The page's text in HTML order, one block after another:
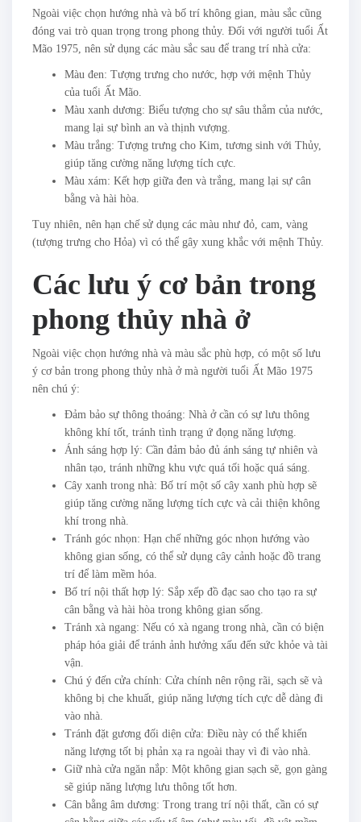
Ngoài việc chọn hướng nhà và bố trí không gian, màu sắc cũng
đóng vai trò quan trọng trong phong thủy. Đối với người tuổi Ất
Mão 1975, nên sử dụng các màu sắc sau để trang trí nhà cửa:
Màu đen: Tượng trưng cho nước, hợp với mệnh Thủy
của tuổi Ất Mão.
Màu xanh dương: Biểu tượng cho sự sâu thẳm của nước,
mang lại sự bình an và thịnh vượng.
Màu trắng: Tượng trưng cho Kim, tương sinh với Thủy,
giúp tăng cường năng lượng tích cực.
Màu xám: Kết hợp giữa đen và trắng, mang lại sự cân
bằng và hài hòa.
Tuy nhiên, nên hạn chế sử dụng các màu như đỏ, cam, vàng
(tượng trưng cho Hỏa) vì có thể gây xung khắc với mệnh Thủy.
Các lưu ý cơ bản trong
phong thủy nhà ở
Ngoài việc chọn hướng nhà và màu sắc phù hợp, có một số lưu
ý cơ bản trong phong thủy nhà ở mà người tuổi Ất Mão 1975
nên chú ý:
Đảm bảo sự thông thoáng: Nhà ở cần có sự lưu thông
không khí tốt, tránh tình trạng ứ đọng năng lượng.
Ánh sáng hợp lý: Cần đảm bảo đủ ánh sáng tự nhiên và
nhân tạo, tránh những khu vực quá tối hoặc quá sáng.
Cây xanh trong nhà: Bố trí một số cây xanh phù hợp sẽ
giúp tăng cường năng lượng tích cực và cải thiện không
khí trong nhà.
Tránh góc nhọn: Hạn chế những góc nhọn hướng vào
không gian sống, có thể sử dụng cây cảnh hoặc đồ trang
trí để làm mềm hóa.
Bố trí nội thất hợp lý: Sắp xếp đồ đạc sao cho tạo ra sự
cân bằng và hài hòa trong không gian sống.
Tránh xà ngang: Nếu có xà ngang trong nhà, cần có biện
pháp hóa giải để tránh ảnh hưởng xấu đến sức khỏe và tài
vận.
Chú ý đến cửa chính: Cửa chính nên rộng rãi, sạch sẽ và
không bị che khuất, giúp năng lượng tích cực dễ dàng đi
vào nhà.
Tránh đặt gương đối diện cửa: Điều này có thể khiến
năng lượng tốt bị phản xạ ra ngoài thay vì đi vào nhà.
Giữ nhà cửa ngăn nắp: Một không gian sạch sẽ, gọn gàng
sẽ giúp năng lượng lưu thông tốt hơn.
Cân bằng âm dương: Trong trang trí nội thất, cần có sự